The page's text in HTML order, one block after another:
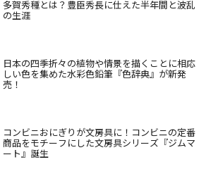
多賀秀種とは？豊臣秀長に仕えた半年間と波乱
の生涯
日本の四季折々の植物や情景を描くことに相応
しい色を集めた水彩色鉛筆『色辞典』が新発
売！
コンビニおにぎりが文房具に！コンビニの定番
商品をモチーフにした文房具シリーズ『ジムマ
ート』誕生